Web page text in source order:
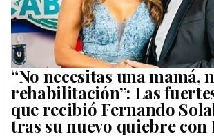
“No necesitas una mamá,
rehabilitación”: Las
que recibió Fernando
tras su nuevo quiebre con